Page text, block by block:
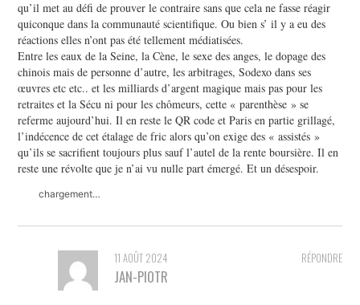
qu’il met au défi de prouver le contraire sans que cela ne fasse réagir
quiconque dans la communauté scientifique. Ou bien s’ il y a eu des
réactions elles n’ont pas été tellement médiatisées.
Entre les eaux de la Seine, la Cène, le sexe des anges, le dopage des
chinois mais de personne d’autre, les arbitrages, Sodexo dans ses
œuvres etc etc.. et les milliards d’argent magique mais pas pour les
retraites et la Sécu ni pour les chômeurs, cette « parenthèse » se
referme aujourd’hui. Il en reste le QR code et Paris en partie grillagé,
l’indécence de cet étalage de fric alors qu’on exige des « assistés »
qu’ils se sacrifient toujours plus sauf l’autel de la rente boursière. Il en
reste une révolte que je n’ai vu nulle part émergé. Et un désespoir.
chargement…
RÉPONDRE
11 AOÛT 2024
JAN-PIOTR